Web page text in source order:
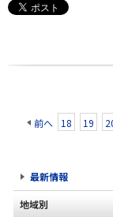
前へ
18 19
最新情報
地域別